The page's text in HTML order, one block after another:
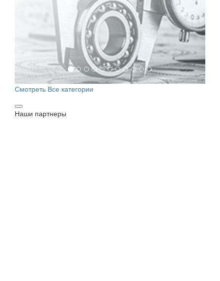
Смотреть Все категории
Наши партнеры